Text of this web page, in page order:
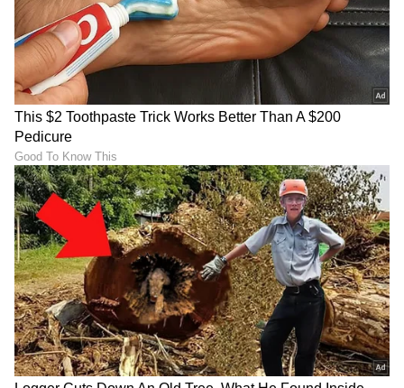
5
5
Image Credit :Chatgpt
ನೆನಪಿರಲಿ
ನೆನಪಿರಲಿ
ನಿಮ್ಮ ಟವೆಲ್‌ನಿಂದ ಒಂದು ರೀತಿಯ ಬ್ಯಾಡ್ ಸ್ಮೆಲ್ (Musty
Odor) ಬರುತ್ತಿದೆ ಎಂದರೆ ಅದರಲ್ಲಿ ಈಗಾಗಲೇ ಬ್ಯಾಕ್ಟೀರಿಯಾ
ಬೆಳೆದಿದೆ ಎಂದರ್ಥ. ಅಂತಹ ಸಂದರ್ಭದಲ್ಲಿ ಟವೆಲ್ ಅನ್ನು